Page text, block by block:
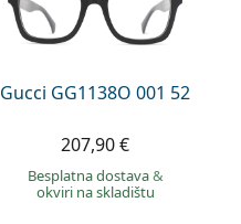
Gucci GG1138O 001 52
207,90 €
Besplatna dostava&
okviri na skladištu